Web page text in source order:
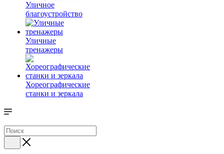
Уличное
благоустройство
Уличные
тренажеры
Хореографические
станки и зеркала